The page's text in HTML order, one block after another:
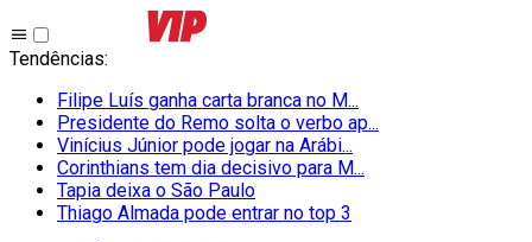
Tendências:
Filipe Luís ganha carta branca no M...
Presidente do Remo solta o verbo ap...
Vinícius Júnior pode jogar na Arábi...
Corinthians tem dia decisivo para M...
Tapia deixa o São Paulo
Thiago Almada pode entrar no top 3